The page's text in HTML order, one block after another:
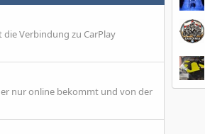
Verbindung zu CarPlay
nur online bekommt und von der